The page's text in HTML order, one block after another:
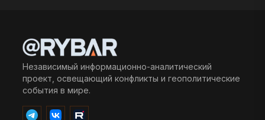
Независимый информационно-аналитический
проект, освещающий конфликты и геополитические
события в мире.